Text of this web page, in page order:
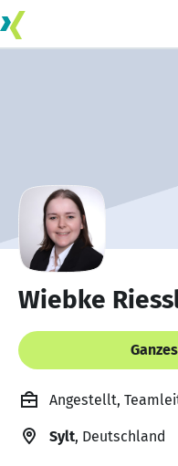
Wiebke
Angestellt,
Sylt, Deutschland